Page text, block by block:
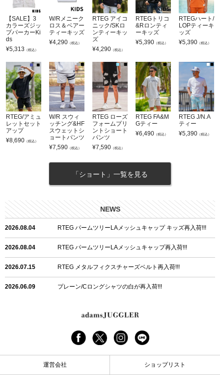
【SALE】3
カラーズジッ
プパーカーKi
ds
¥5,313 （税込）
W/Rメニーク
ロス＆ベアー
ティーキッズ
¥4,290 （税込）
RTEG アイコ
ニック/SKロ
ンティーキッ
ズ
¥4,290 （税込）
RTEGトリコ
&Rロンティ
ーキッズ
¥5,390 （税込）
RTEGハート/
LOPティーキ
ッズ
¥5,390 （税込）
RTEG/アミュ
レットセット
アップ
¥8,690 （税込）
W/R スウィ
ッチング&HF
スウェットシ
ョートパンツ
¥7,590 （税込）
RTEG ローズ
フォームプリ
ントショート
パンツ
¥7,590 （税込）
RTEG FA&M
Gティー
¥6,490 （税込）
RTEG J/N.A
ティー
¥5,390 （税込）
「ショート」一覧を見る
NEWS
2026.08.04 RTEG パームツリーLAメッシュキャップ キッズ再入荷!!!
2026.08.04 RTEG パームツリーLAメッシュキャップ再入荷!!!
2026.07.15 RTEG メタルフィクスチャーズベルト再入荷!!!
2026.06.09 プレーン/Cロングシャツの白が再入荷!!!
24/フリンジデニムロングパンツ再入荷!!!
G/グレーペイントデニムロングパンツ再入荷!!!
運営会社 ショップリスト